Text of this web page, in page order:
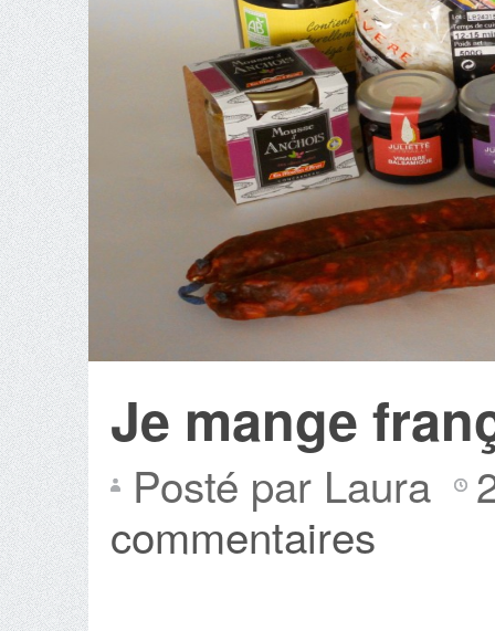
Je mange
Posté par Laura
commentaires